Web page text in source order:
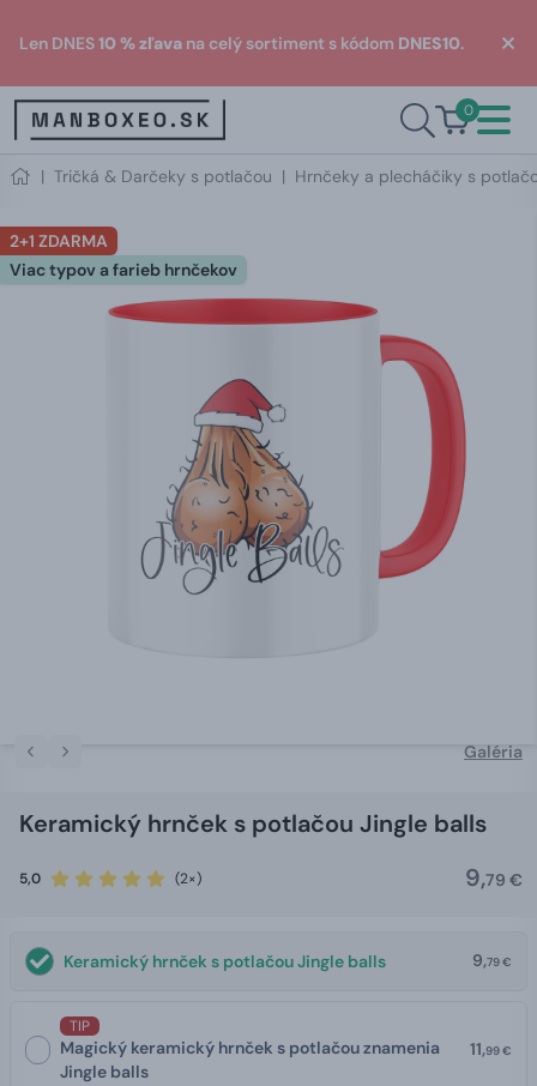
Len DNES10 % zľava na celý sortiment s kódom DNES10.
0
| Tričká & Darčeky s potlačou | Hrnčeky a plecháčiky s
2+1 ZDARMA
Viac typov a farieb hrnčekov
Galéria
Keramický hrnček s potlačou Jingle balls
5,0 (2×) 9,79 €
Keramický hrnček s potlačou Jingle balls 9,79 €
TIP
Magický keramický hrnček s potlačou znamenia
Jingle balls
11,99 €